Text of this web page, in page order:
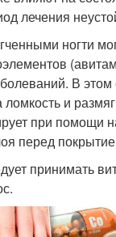
лечения
ногти
В
ломкость и
при помощи
перед
принимать